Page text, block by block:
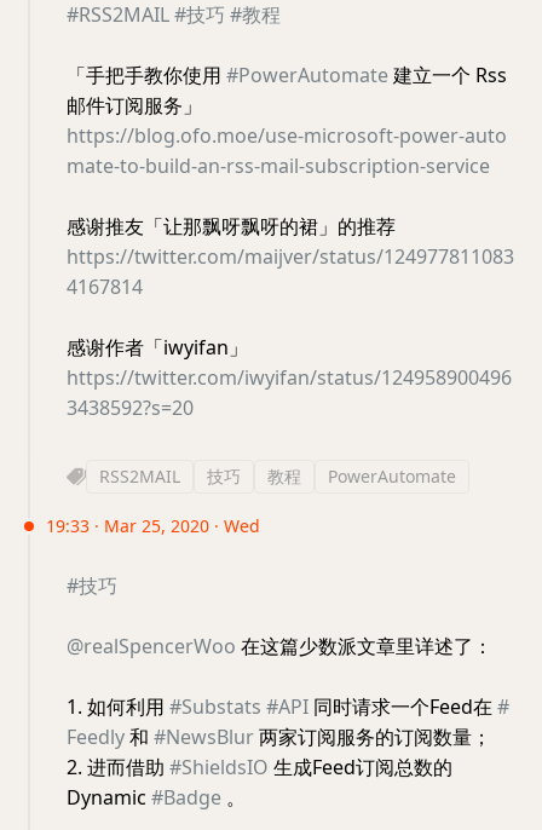
#RSS2MAIL#技巧 #教程
「手把手教你使用 #PowerAutomate建立一个 Rss
邮件订阅服务」
https://blog.ofo.moe/use-microsoft-power-auto
mate-to-build-an-rss-mail-subscription-service
感谢推友「让那飘呀飘呀的裙」的推荐
https://twitter.com/maijver/status/124977811083
4167814
感谢作者「iwyifan」
https://twitter.com/iwyifan/status/124958900496
3438592?s=20
RSS2MAIL 技巧 教程 PowerAutomate
19:33 · Mar 25, 2020 · Wed
#技巧
@realSpencerWoo 在这篇少数派文章里详述了：
1. 如何利用 #Substats #API 同时请求一个Feed在 #
Feedly和 #NewsBlur两家订阅服务的订阅数量；
2. 进而借助 #ShieldsIO 生成Feed订阅总数的
Dynamic #Badge 。